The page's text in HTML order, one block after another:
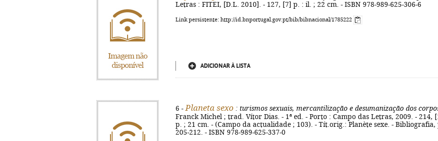
Letras : FITEI, [D.L. 2010]. - 127, [7] p. : il. ; 22 cm. - ISBN 978-989-625-306-6
Link persistente: http://id.bnportugal.gov.pt/bib/bibnacional/1785222
ADICIONAR À LISTA
6 - Planeta sexo : turismos sexuais, mercantilização e desumanização dos
Franck Michel ; trad. Vítor Dias. - 1ª ed. - Porto : Campo das Letras, 2009. - 214,
p. ; 21 cm. - (Campo da actualidade ; 103). - Tít.orig.: Planète sexe. - Bibliografia,
205-212. - ISBN 978-989-625-337-0